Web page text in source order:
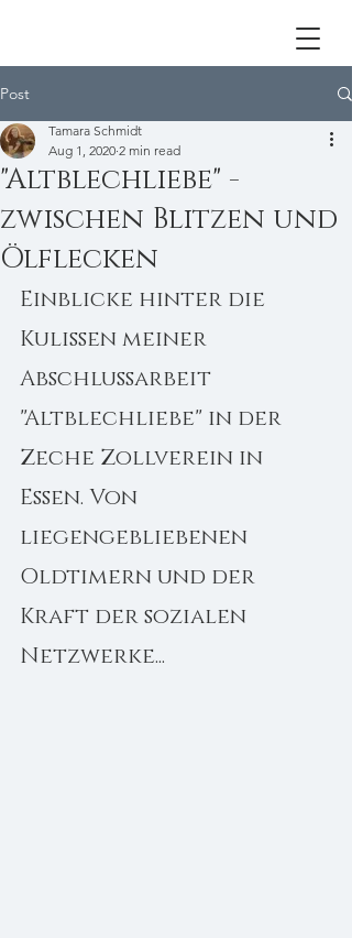
Post
"Altblechliebe" -
zwischen Blitzen und
Ölflecken
Tamara Schmidt
Aug 1, 2020 2 min read
Einblicke hinter die
Kulissen meiner
Abschlussarbeit
"Altblechliebe" in der
Zeche Zollverein in
Essen. Von
liegengebliebenen
Oldtimern und der
Kraft der sozialen
Netzwerke...